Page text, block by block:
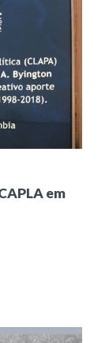
em